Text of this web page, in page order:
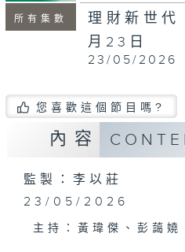
所有集數
理財新世代
月23日
23/05/2026
您喜歡這個節目嗎?
內容
監製：李以莊
23/05/2026
主持：黃瑋傑、彭藹嬈